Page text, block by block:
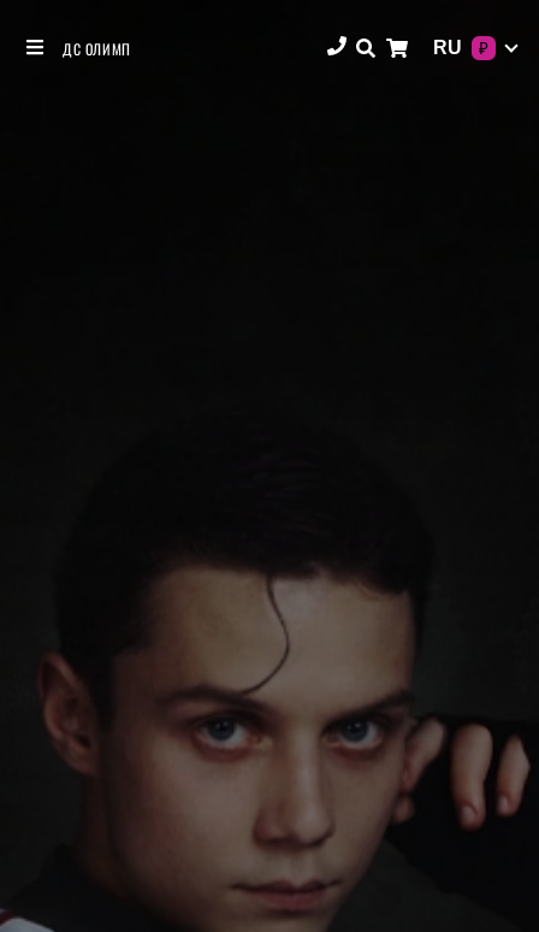
ДС ОЛИМП RU ₽